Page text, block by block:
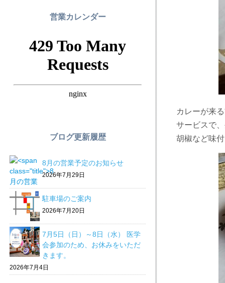
カレーが来
サービスで
胡椒など味
営業カレンダー
ブログ更新履歴
8月の営業予定のお知らせ
2026年7月29日
駐車場のご案内
2026年7月20日
7月5日（日）～8日（水） 医学
会参加のため、お休みをいただ
きます。
2026年7月4日